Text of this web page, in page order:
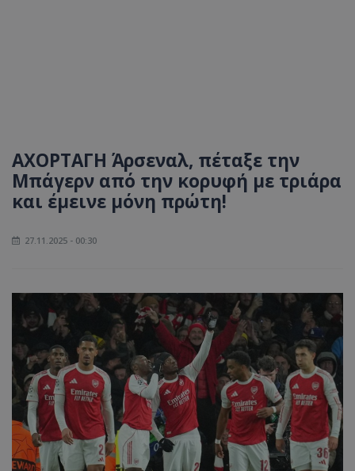
ΑΧΟΡΤΑΓΗ Άρσεναλ, πέταξε την
Μπάγερν από την κορυφή με τριάρα
και έμεινε μόνη πρώτη!
27.11.2025 - 00:30